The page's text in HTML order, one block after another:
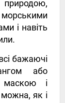
морськими
і навіть
бажаючі
або
і
як і